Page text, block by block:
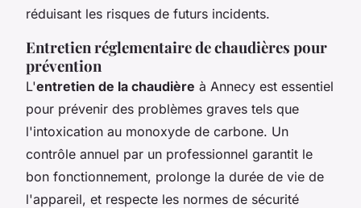
réduisant les risques de futurs incidents.
Entretien réglementaire de chaudières pour
prévention
L'entretien de la chaudière à Annecy est essentiel
pour prévenir des problèmes graves tels que
l'intoxication au monoxyde de carbone. Un
contrôle annuel par un professionnel garantit le
bon fonctionnement, prolonge la durée de vie de
l'appareil, et respecte les normes de sécurité